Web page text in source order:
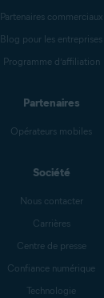
Partenaires commerciaux
Blog pour les entreprises
Programme d’affiliation
Partenaires
Opérateurs mobiles
Société
Nous contacter
Carrières
Centre de presse
Confiance numérique
Technologie